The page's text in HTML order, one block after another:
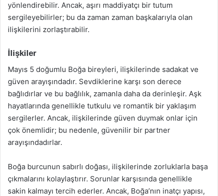
yönlendirebilir. Ancak, aşırı maddiyatçı bir tutum
sergileyebilirler; bu da zaman zaman başkalarıyla olan
ilişkilerini zorlaştırabilir.
İlişkiler
Mayıs 5 doğumlu Boğa bireyleri, ilişkilerinde sadakat ve
güven arayışındadır. Sevdiklerine karşı son derece
bağlıdırlar ve bu bağlılık, zamanla daha da derinleşir. Aşk
hayatlarında genellikle tutkulu ve romantik bir yaklaşım
sergilerler. Ancak, ilişkilerinde güven duymak onlar için
çok önemlidir; bu nedenle, güvenilir bir partner
arayışındadırlar.
Boğa burcunun sabırlı doğası, ilişkilerinde zorluklarla başa
çıkmalarını kolaylaştırır. Sorunlar karşısında genellikle
sakin kalmayı tercih ederler. Ancak, Boğa’nın inatçı yapısı,